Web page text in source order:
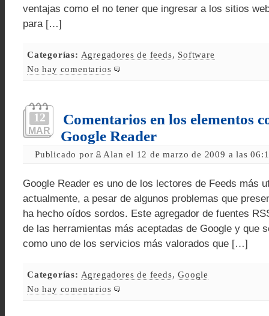
ventajas como el no tener que ingresar a los sitios
para […]
Categorías: Agregadores de feeds, Software
No hay comentarios
12
MAR
Comentarios en los elementos
Google Reader
Publicado por Alan el 12 de marzo de 2009 a las
Google Reader es uno de los lectores de Feeds más
actualmente, a pesar de algunos problemas que
ha hecho oídos sordos. Este agregador de fuentes
de las herramientas más aceptadas de Google y que
como uno de los servicios más valorados que […]
Categorías: Agregadores de feeds,Google
No hay comentarios